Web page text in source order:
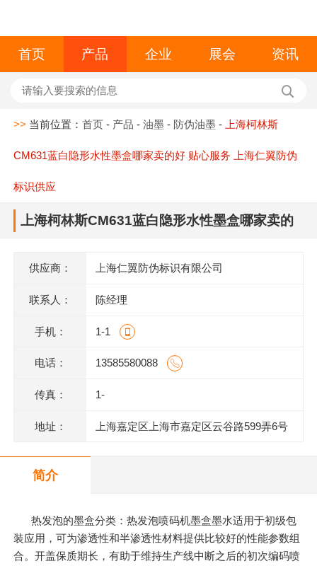
首页 产品 企业 展会 资讯
>> 当前位置：首页 - 产品 -油墨 - 防伪油墨 - 上海柯林斯
CM631蓝白隐形水性墨盒哪家卖的好 贴心服务 上海仁翼防伪
标识供应
上海柯林斯CM631蓝白隐形水性墨盒哪家卖的
供应商： 上海仁翼防伪标识有限公司
联系人： 陈经理
手机： 1-1
电话： 13585580088
传真： 1-
地址： 上海嘉定区上海市嘉定区云谷路599弄6号
简介
热发泡的墨盒分类：热发泡喷码机墨盒墨水适用于初级包
装应用，可为渗透性和半渗透性材料提供比较好的性能参数组
合。开盖保质期长，有助于维持生产线中断之后的初次编码喷